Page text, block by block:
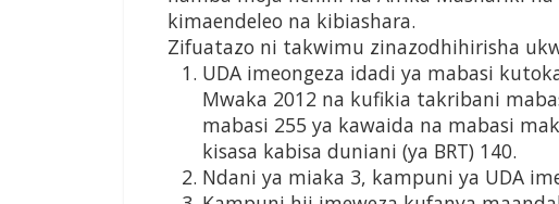
kimaendeleo na kibiashara.
Zifuatazo ni takwimu zinazodhihirisha
UDA imeongeza idadi ya mabasi
Mwaka 2012 na kufikia takribani
mabasi 255 ya kawaida na mabasi
kisasa kabisa duniani (ya BRT) 140.
Ndani ya miaka 3, kampuni ya UDA